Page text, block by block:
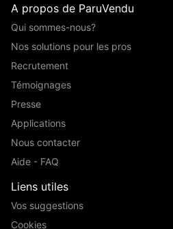
A propos de ParuVendu
Qui sommes-nous?
Nos solutions pour les pros
Recrutement
Témoignages
Presse
Applications
Nous contacter
Aide - FAQ
Liens utiles
Vos suggestions
Cookies